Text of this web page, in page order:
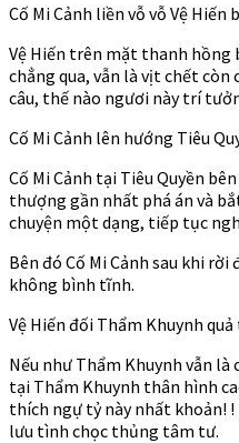
Cố Mi Cảnh liền vỗ vỗ Vệ
Vệ Hiến trên mặt thanh hồng
chẳng qua, vẫn là vịt chết
câu, thế nào ngươi này trí
Cố Mi Cảnh lên hướng Tiêu
Cố Mi Cảnh tại Tiêu Quyền
thượng gần nhất phá án và
chuyện một dạng, tiếp tục
Bên đó Cố Mi Cảnh sau khi
không bình tĩnh.
Vệ Hiến đối Thẩm Khuynh
Nếu như Thẩm Khuynh vẫn
tại Thẩm Khuynh thân hình
thích ngự tỷ này nhất khoản!
lưu tình chọc thủng tâm tư.